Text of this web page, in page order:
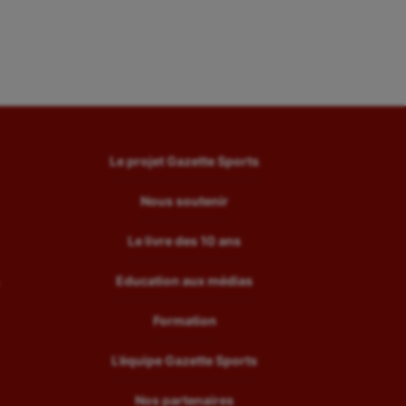
Le projet Gazette Sports
Nous soutenir
Le livre des 10 ans
Education aux médias
Formation
L’équipe Gazette Sports
Nos partenaires